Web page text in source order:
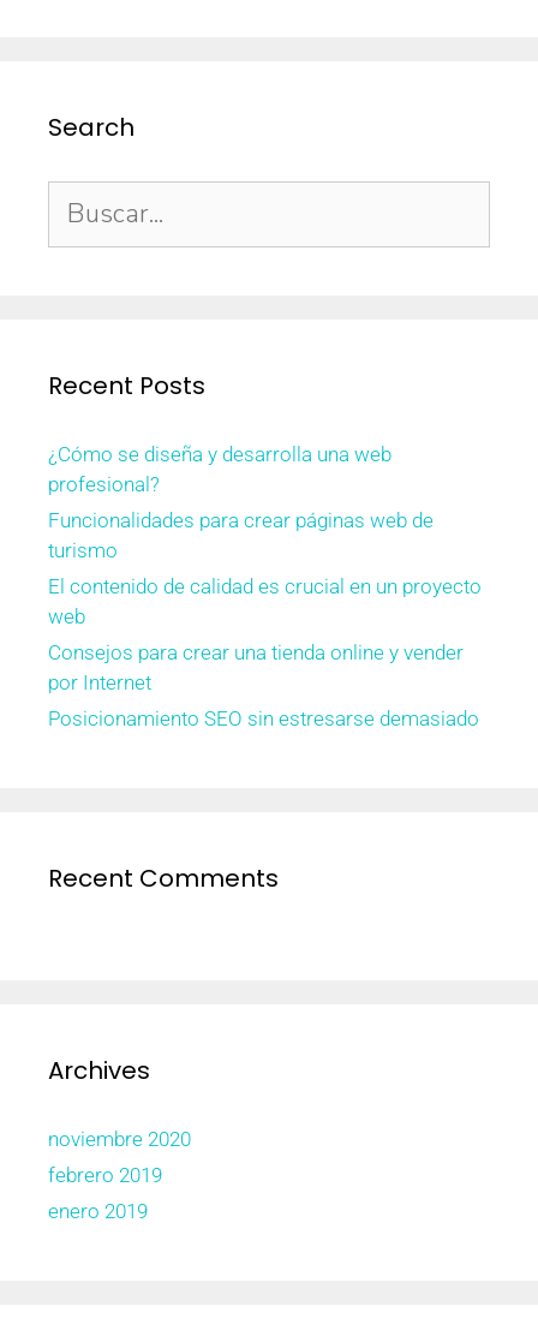
Search
Recent Posts
¿Cómo se diseña y desarrolla una web
profesional?
Funcionalidades para crear páginas web de
turismo
El contenido de calidad es crucial en un proyecto
web
Consejos para crear una tienda online y vender
por Internet
Posicionamiento SEO sin estresarse demasiado
Recent Comments
Archives
noviembre 2020
febrero 2019
enero 2019